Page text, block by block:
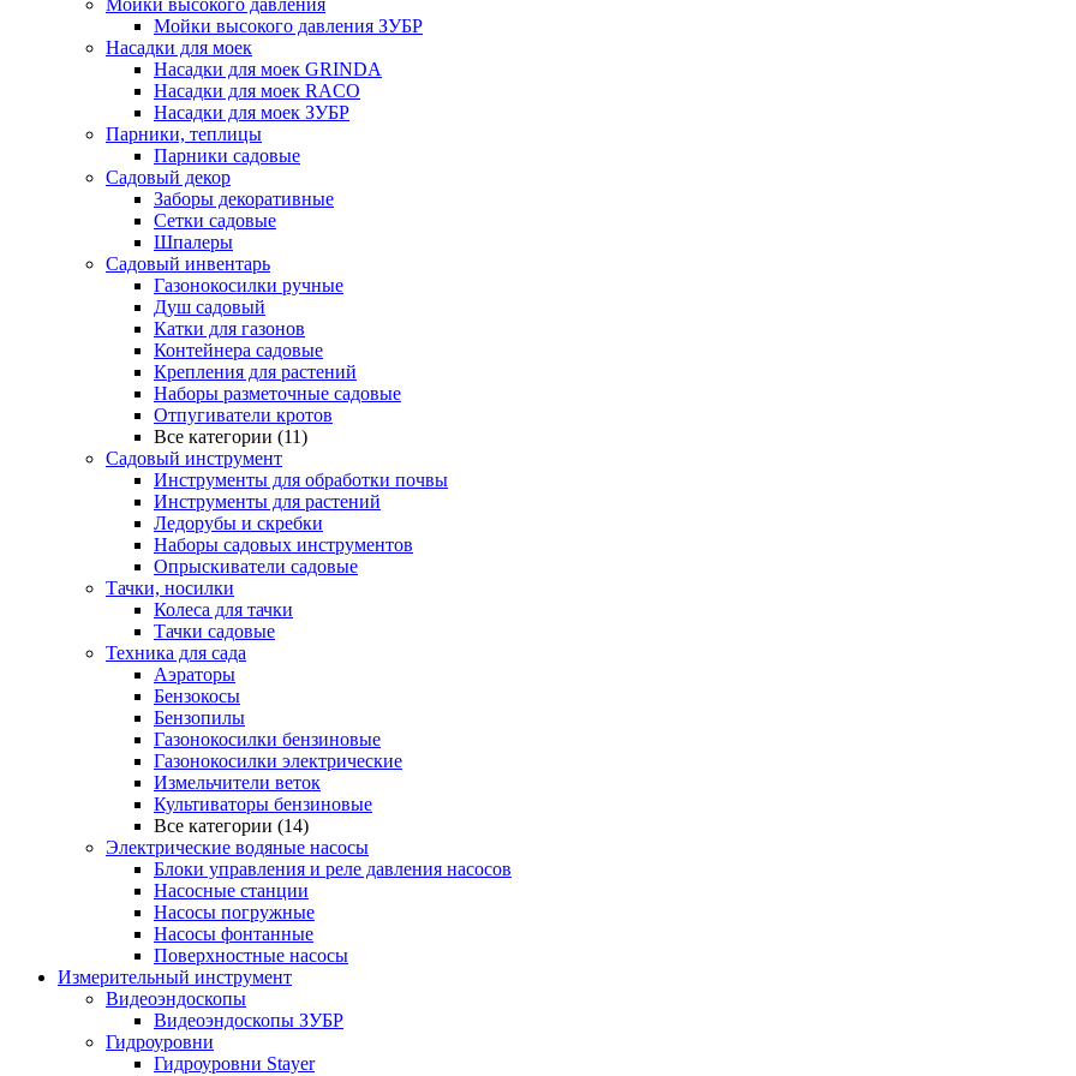
Мойки высокого давления
Мойки высокого давления ЗУБР
Насадки для моек
Насадки для моек GRINDA
Насадки для моек RACO
Насадки для моек ЗУБР
Парники, теплицы
Парники садовые
Садовый декор
Заборы декоративные
Сетки садовые
Шпалеры
Садовый инвентарь
Газонокосилки ручные
Душ садовый
Катки для газонов
Контейнера садовые
Крепления для растений
Наборы разметочные садовые
Отпугиватели кротов
Все категории (11)
Садовый инструмент
Инструменты для обработки почвы
Инструменты для растений
Ледорубы и скребки
Наборы садовых инструментов
Опрыскиватели садовые
Тачки, носилки
Колеса для тачки
Тачки садовые
Техника для сада
Аэраторы
Бензокосы
Бензопилы
Газонокосилки бензиновые
Газонокосилки электрические
Измельчители веток
Культиваторы бензиновые
Все категории (14)
Электрические водяные насосы
Блоки управления и реле давления насосов
Насосные станции
Насосы погружные
Насосы фонтанные
Поверхностные насосы
Измерительный инструмент
Видеоэндоскопы
Видеоэндоскопы ЗУБР
Гидроуровни
Гидроуровни Stayer